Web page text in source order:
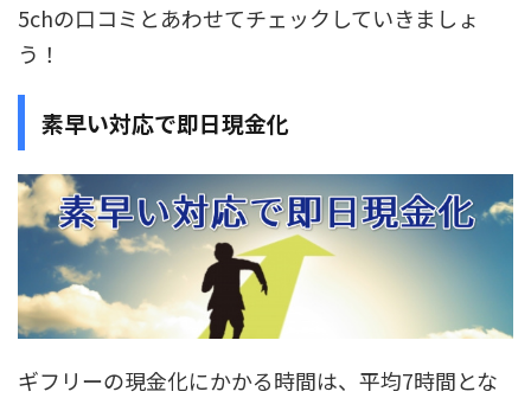
5chの口コミとあわせてチェックしていきましょ
う！
素早い対応で即日現金化
ギフリーの現金化にかかる時間は、平均7時間とな